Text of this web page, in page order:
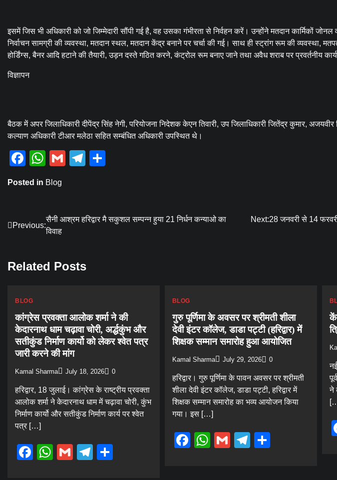
इसमें जिस भी अधिकारी को जो जिम्मेदारी सौंपी गई है, वह उसका गंभीरता से निर्वहन करें। उन्होंने मतदान कार्मिकों
निर्वाचन सामग्री की व्यवस्था, मतदान स्थल, मतदान केंद्र बनाने पर चर्चा की गई। साथ ही स्ट्रांग रूम की व्यवस्था,
होर्डिंग्स, बैनर आदि हटाने की तैयारी, उड़न दस्ते गठित करने, कंट्रोल रूम बनाए जाने तथा अवैध शराब पर प्रवर्तनीय
विज्ञापन
बैठक में अपर जिलाधिकारी दीपेंद्र सिंह नेगी, परियोजना निदेशक केएन तिवारी, उप जिलाधिकारी जितेंद्र कुमार,
कल्याण अधिकारी टीआर मलेठा सहित सम्बंधित अधिकारी उपस्थित थे।
Facebook
WhatsApp
GmailTelegram
Posted in Blog
Post
Previous:
सैनी आश्रम हरिद्वार मै सकुशल सम्पन्न हुया 21 निर्धन कन्याओ का
विवाह
Next:28 जनवरी से 14
Related Posts
BLOG
कांग्रेस प्रवक्ता आलोक शर्मा ने की
केदारनाथ धाम चढ़ावा चोरी, अर्द्धकुंभ और
सतीकुंड निर्माण कार्यो को लेकर श्वेत पत्र
जारी करने की मांग
Kamal Sharma July 18, 2026 0
हरिद्वार, 18 जुलाई। कांग्रेस के राष्ट्रीय प्रवक्ता
आलोक शर्मा ने केदारनाथ धाम में चढ़ावा चोरी, कुंभ
निर्माण कार्यो और सतीकुंड निर्माण कार्य पर श्वेत
पत्र […]
Facebook
WhatsApp
GmailTelegram
BLOG
गुरु पूर्णिमा के अवसर पर श्रीमती शीला
देवी इंटर कॉलेज, डाडा पट्टी (हरिद्वार) में
शिक्षक सम्मान समारोह हुआ आयोजित
Kamal Sharma July 29, 2026 0
हरिद्वार। गुरु पूर्णिमा के पावन अवसर पर श्रीमती
शीला देवी इंटर कॉलेज, डाडा पट्टी, हरिद्वार में
शिक्षक सम्मान समारोह का भव्य आयोजन किया
गया। इस […]
Facebook
WhatsApp
GmailTelegram
ने